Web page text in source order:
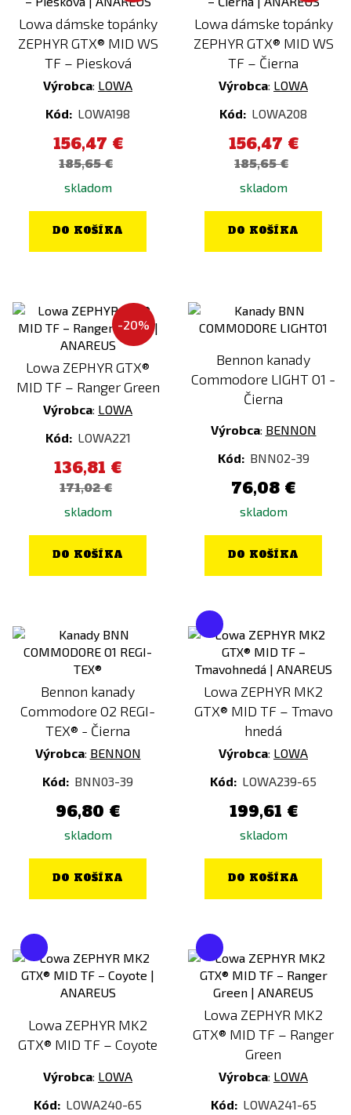
Lowa dámske topánky
ZEPHYR GTX® MID WS
TF – Piesková
Výrobca: LOWA
Kód: LOWA198
156,47 €
185,65 €
skladom
DO KOŠÍKA
Lowa dámske topánky
ZEPHYR GTX® MID WS
TF – Čierna
Výrobca: LOWA
Kód: LOWA208
156,47 €
185,65 €
skladom
DO KOŠÍKA
-20%
Lowa ZEPHYR GTX®
MID TF – Ranger Green
Výrobca: LOWA
Kód: LOWA221
136,81 €
171,02 €
skladom
DO KOŠÍKA
Bennon kanady
Commodore LIGHT O1 -
Čierna
Výrobca: BENNON
Kód: BNN02-39
76,08 €
skladom
DO KOŠÍKA
Bennon kanady
Commodore O2 REGI-
TEX® - Čierna
Výrobca: BENNON
Kód: BNN03-39
96,80 €
skladom
DO KOŠÍKA
Lowa ZEPHYR MK2
GTX® MID TF – Tmavo
hnedá
Výrobca: LOWA
Kód: LOWA239-65
199,61 €
skladom
DO KOŠÍKA
Lowa ZEPHYR MK2
GTX® MID TF – Coyote
Výrobca: LOWA
Kód: LOWA240-65
Lowa ZEPHYR MK2
GTX® MID TF – Ranger
Green
Výrobca: LOWA
Kód: LOWA241-65